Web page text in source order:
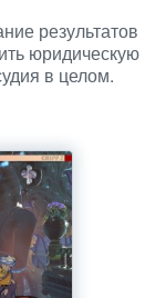
результатов
юридическую
в целом.